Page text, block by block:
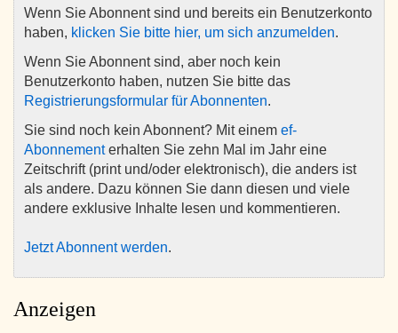
Wenn Sie Abonnent sind und bereits ein Benutzerkonto
haben, klicken Sie bitte hier, um sich anzumelden.
Wenn Sie Abonnent sind, aber noch kein
Benutzerkonto haben, nutzen Sie bitte das
Registrierungsformular für Abonnenten.
Sie sind noch kein Abonnent? Mit einem ef-
Abonnementerhalten Sie zehn Mal im Jahr eine
Zeitschrift (print und/oder elektronisch), die anders ist
als andere. Dazu können Sie dann diesen und viele
andere exklusive Inhalte lesen und kommentieren.
Jetzt Abonnent werden.
Anzeigen